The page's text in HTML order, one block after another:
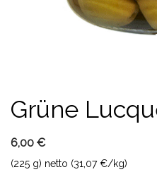
Grüne
6,00 €
(225 g) netto (31,07 €/kg)